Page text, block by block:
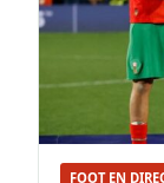
FOOT EN